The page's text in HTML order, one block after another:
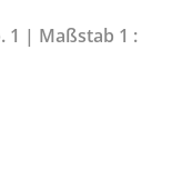
1 | Maßstab 1 :